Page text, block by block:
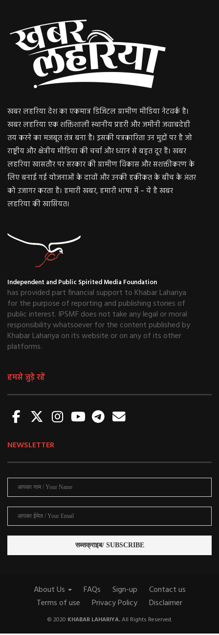
खबर लहरिया देश का एकमात्र डिजिटल ग्रामीण मीडिया नेटवर्क है।
खबर लहरिया एक शक्तिशाली स्थानीय प्रहरी और जमीनी जवाबदेही
तय करने का मजबूत तंत्र बना है। इसकी पत्रकारिता उन मुद्दों पर है जो
राष्ट्रीय और क्षेत्रीय मीडिया की चर्चा और ध्यान से बहुत दूर हैं। खबर
लहरिया खासतौर पर सरकार की ग्रामीण विकास और सशक्तीकरण के
लिए बनाई गई योजनाओं के दावों और उनकी हकीकत के बीच के अंतर
को उजागर करता है। हमारी खबर, हमारी भाषा में – ये है खबर
लहरिया की खासियत।
Independent and Public Spirited Media Foundation
has provided part financial support to Khabar Lahariya
for the purpose of reporting and publishing stories of
public interest. IPSMF does not take any legal or moral
responsibility whatsoever for the content published by
Khabar Lahariya on its website or on any of its other
platforms.
हमसे जुड़े रहें
NEWSLETTER
About Us FAQs Sign-up
Contact us
Terms of use
Privacy Policy Disclaimer
© 2020 KHABAR LAHARIYA.All Rights Reserved.